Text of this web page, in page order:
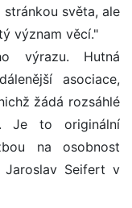
světa, ale
význam věcí."
výrazu. Hutná
asociace,
žádá rozsáhlé
Je to originální
na osobnost
Jaroslav Seifert v